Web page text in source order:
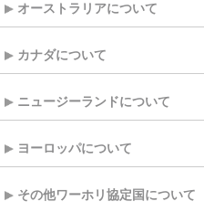
オーストラリアについて
カナダについて
ニュージーランドについて
ヨーロッパについて
その他ワーホリ協定国について